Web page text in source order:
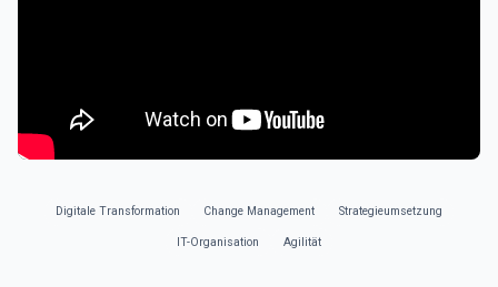
Digitale Transformation Change Management Strategieumsetzung
IT-Organisation Agilität